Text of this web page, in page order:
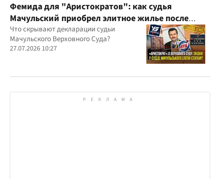
Фемида для "Аристократов": как судья
Мачульский приобрел элитное жилье после
вердикта в пользу застройщика?
Что скрывают декларации судьи
Мачульского Верховного Суда?
27.07.2026 10:27